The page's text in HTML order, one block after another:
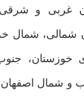
غربی و
شمالی، شمال
خوزستان،
و شمال